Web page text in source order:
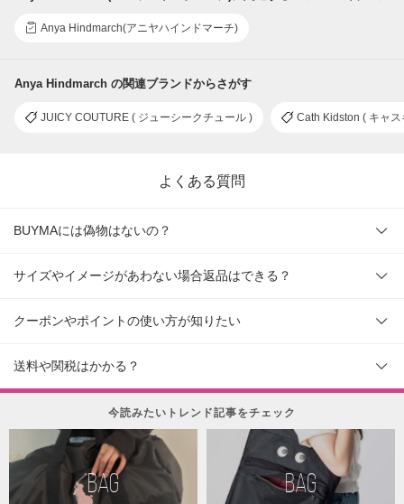
Anya Hindmarch(アニヤハインドマーチ)
Anya Hindmarch の関連ブランドからさがす
JUICY COUTURE ( ジューシークチュール ) Cath Kidston ( キャ
よくある質問
BUYMAには偽物はないの？
サイズやイメージがあわない場合返品はできる？
クーポンやポイントの使い方が知りたい
送料や関税はかかる？
今読みたいトレンド記事をチェック
BAG BAG